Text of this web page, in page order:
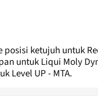
ketujuh untuk
untuk Liqui Moly
Level UP - MTA.